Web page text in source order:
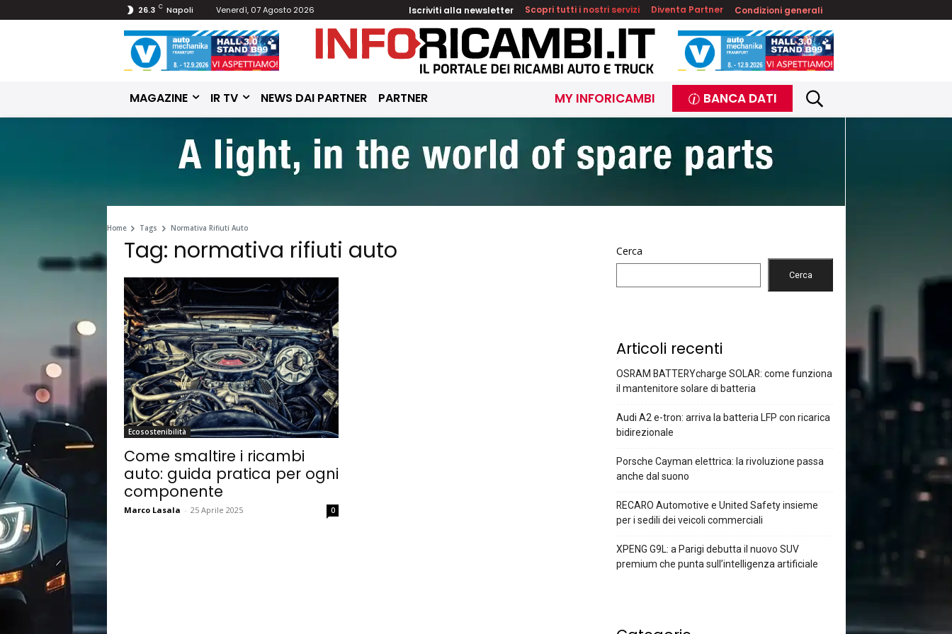
26.3 C Napoli Venerdì, 07 Agosto 2026 Iscriviti alla newsletter Scopri tutti i nostri servizi Diventa Partner Condizioni generali
MAGAZINE IR TV NEWS DAI PARTNER PARTNER MY INFORICAMBI BANCA DATI
Home Tags Normativa Rifiuti Auto
Tag: normativa rifiuti auto
Ecosostenibilità
Come smaltire i ricambi
auto: guida pratica per ogni
componente
Marco Lasala - 25 Aprile 2025 0
Cerca
Cerca
Articoli recenti
OSRAM BATTERYcharge SOLAR: come funziona
il mantenitore solare di batteria
Audi A2 e-tron: arriva la batteria LFP con ricarica
bidirezionale
Porsche Cayman elettrica: la rivoluzione passa
anche dal suono
RECARO Automotive e United Safety insieme
per i sedili dei veicoli commerciali
XPENG G9L: a Parigi debutta il nuovo SUV
premium che punta sull’intelligenza artificiale